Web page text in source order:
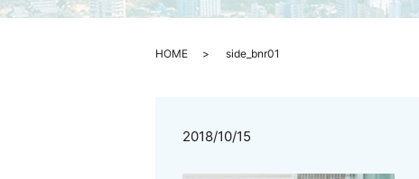
HOME side_bnr01
2018/10/15